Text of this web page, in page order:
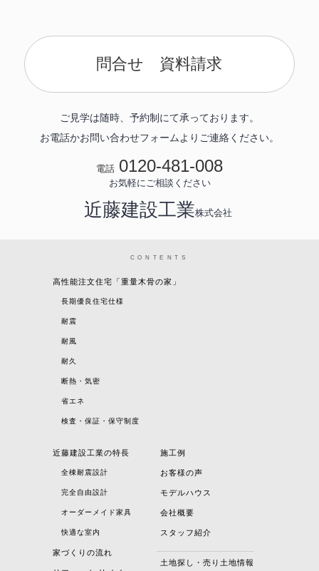
問合せ 資料請求
ご見学は随時、予約制にて承っております。
お電話かお問い合わせフォームよりご連絡ください。
電話 0120-481-008
お気軽にご相談ください
近藤建設工業株式会社
CONTENTS
高性能注文住宅「重量木骨の家」
長期優良住宅仕様
耐震
耐風
耐久
断熱・気密
省エネ
検査・保証・保守制度
近藤建設工業の特長
全棟耐震設計
完全自由設計
オーダーメイド家具
快適な室内
家づくりの流れ
施工例
お客様の声
モデルハウス
会社概要
スタッフ紹介
土地探し・売り土地情報